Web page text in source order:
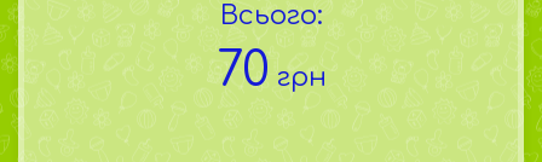
Всього:
70 грн